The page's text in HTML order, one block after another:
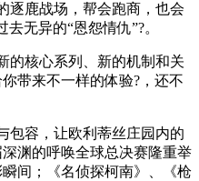
逐鹿战场，帮会跑商，也会
无异的“恩怨情仇”?。
的核心系列、新的机制和关
带来不一样的体验?，还不
包容，让欧利蒂丝庄园内的
渊的呼唤全球总决赛隆重举
间；《名侦探柯南》、《枪